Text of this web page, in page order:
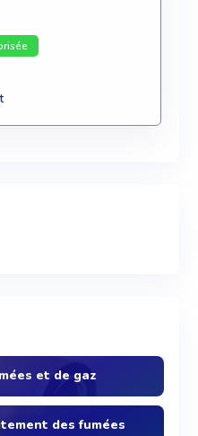
et de gaz
des fumées